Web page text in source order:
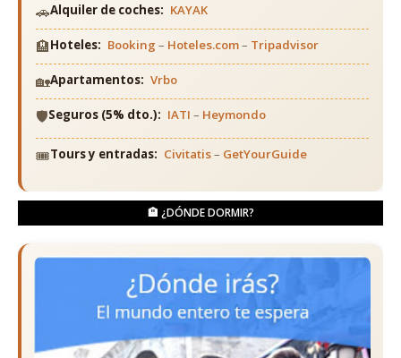
🚗Alquiler de coches: KAYAK
🏨Hoteles: Booking – Hoteles.com– Tripadvisor
🏡Apartamentos: Vrbo
🛡️Seguros (5% dto.): IATI – Heymondo
🎟️Tours y entradas: Civitatis– GetYourGuide
🏨 ¿DÓNDE DORMIR?